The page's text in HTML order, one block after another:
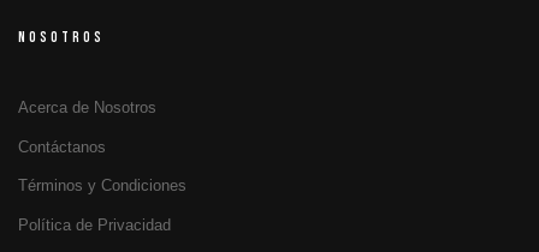
NOSOTROS
Acerca de Nosotros
Contáctanos
Términos y Condiciones
Política de Privacidad